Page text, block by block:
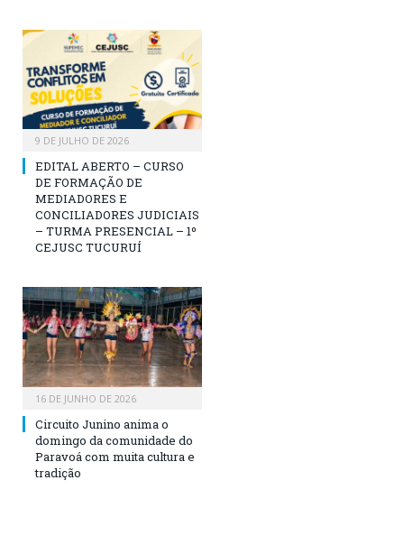
9 DE JULHO DE 2026
EDITAL ABERTO – CURSO
DE FORMAÇÃO DE
MEDIADORES E
CONCILIADORES JUDICIAIS
– TURMA PRESENCIAL – 1º
CEJUSC TUCURUÍ
16 DE JUNHO DE 2026
Circuito Junino anima o
domingo da comunidade do
Paravoá com muita cultura e
tradição